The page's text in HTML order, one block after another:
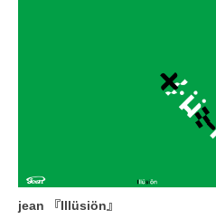
jean 『Illüsiön』